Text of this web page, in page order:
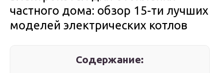
частного дома: обзор 15-ти лучших
моделей электрических котлов
Содержание: